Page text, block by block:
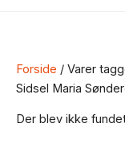
Forside / Varer
Sidsel Maria
Der blev ikke